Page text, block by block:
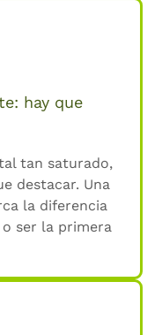
hay que
tan saturado,
destacar. Una
la diferencia
ser la primera